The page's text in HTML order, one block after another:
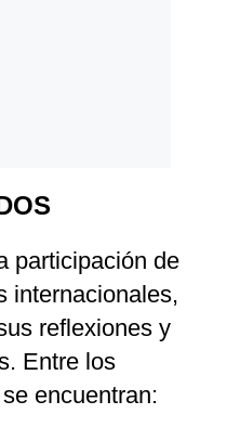
participación de
internacionales,
reflexiones y
Entre los
encuentran: